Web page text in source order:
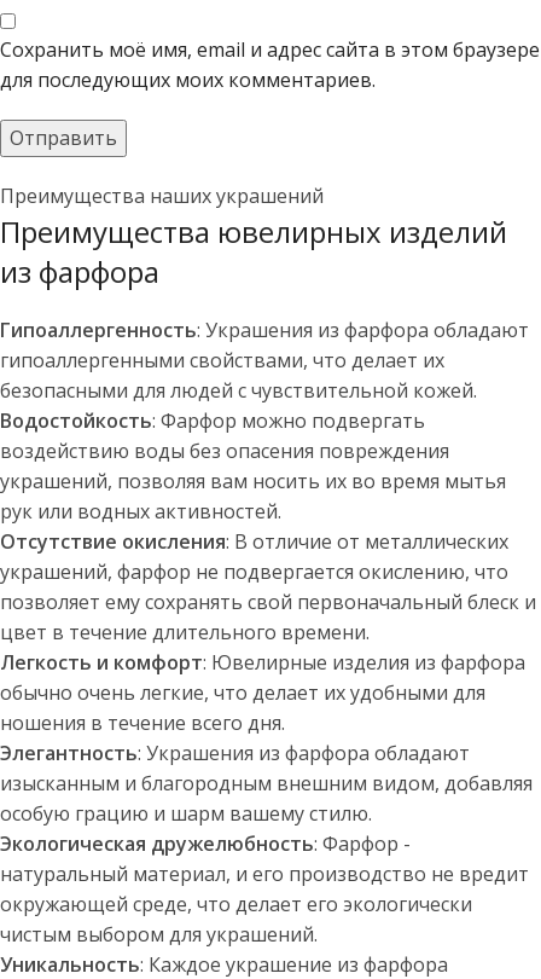
Сохранить моё имя, email и адрес сайта в этом браузере
для последующих моих комментариев.
Преимущества наших украшений
Преимущества ювелирных изделий
из фарфора
Гипоаллергенность: Украшения из фарфора обладают
гипоаллергенными свойствами, что делает их
безопасными для людей с чувствительной кожей.
Водостойкость: Фарфор можно подвергать
воздействию воды без опасения повреждения
украшений, позволяя вам носить их во время мытья
рук или водных активностей.
Отсутствие окисления: В отличие от металлических
украшений, фарфор не подвергается окислению, что
позволяет ему сохранять свой первоначальный блеск и
цвет в течение длительного времени.
Легкость и комфорт: Ювелирные изделия из фарфора
обычно очень легкие, что делает их удобными для
ношения в течение всего дня.
Элегантность: Украшения из фарфора обладают
изысканным и благородным внешним видом, добавляя
особую грацию и шарм вашему стилю.
Экологическая дружелюбность: Фарфор -
натуральный материал, и его производство не вредит
окружающей среде, что делает его экологически
чистым выбором для украшений.
Уникальность: Каждое украшение из фарфора